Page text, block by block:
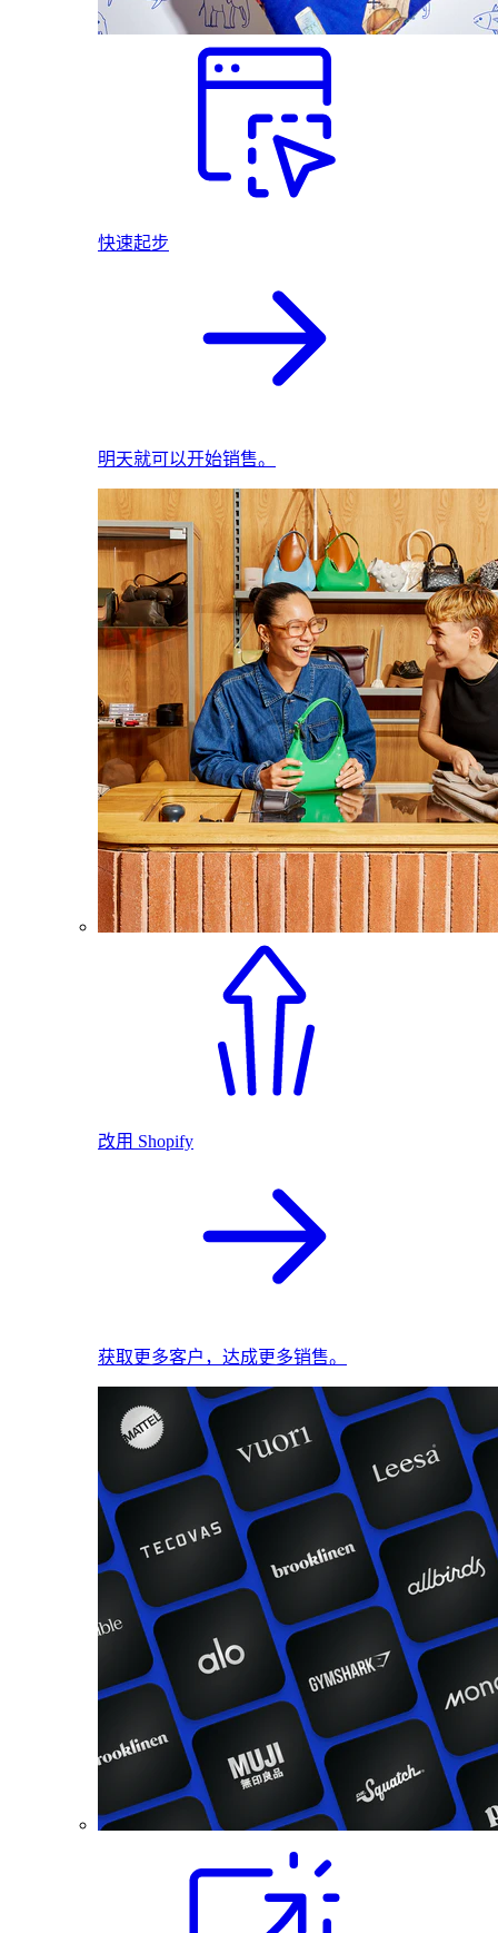
快速起步
明天就可以开始销售。
改用 Shopify
获取更多客户，达成更多销售。